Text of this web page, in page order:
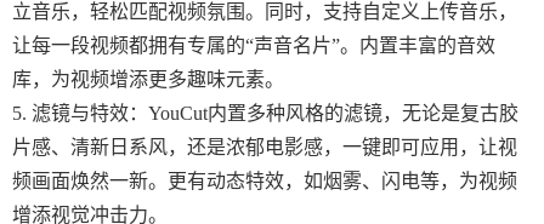
立音乐，轻松匹配视频氛围。同时，支持自定义上传音乐，
让每一段视频都拥有专属的“声音名片”。内置丰富的音效
库，为视频增添更多趣味元素。
5. 滤镜与特效：YouCut内置多种风格的滤镜，无论是复古胶
片感、清新日系风，还是浓郁电影感，一键即可应用，让视
频画面焕然一新。更有动态特效，如烟雾、闪电等，为视频
增添视觉冲击力。